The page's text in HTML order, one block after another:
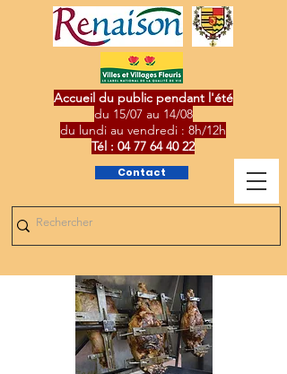
Contact
Accueil du public pendant l'été
du 15/07 au 14/08
du lundi au vendredi : 8h/12h
Tél : 04 77 64 40 22